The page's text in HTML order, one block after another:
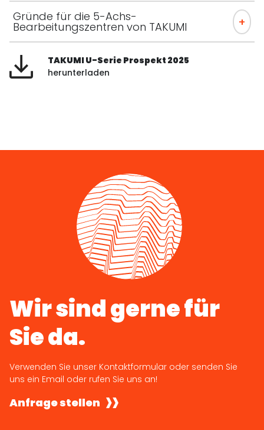
Gründe für die 5-Achs-
Bearbeitungszentren von TAKUMI
TAKUMI U-Serie Prospekt 2025
herunterladen
Wir sind gerne für
Sie da.
Verwenden Sie unser Kontaktformular oder senden Sie
uns ein Email oder rufen Sie uns an!
Anfrage stellen